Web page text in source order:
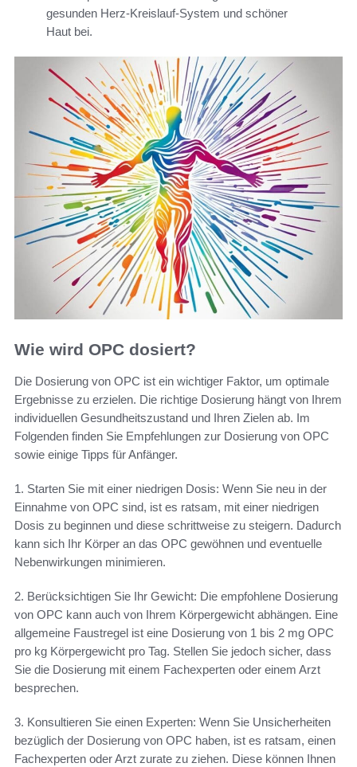
gesunden Herz-Kreislauf-System und schöner
Haut bei.
Wie wird OPC dosiert?
Die Dosierung von OPC ist ein wichtiger Faktor, um optimale
Ergebnisse zu erzielen. Die richtige Dosierung hängt von Ihrem
individuellen Gesundheitszustand und Ihren Zielen ab. Im
Folgenden finden Sie Empfehlungen zur Dosierung von OPC
sowie einige Tipps für Anfänger.
1. Starten Sie mit einer niedrigen Dosis: Wenn Sie neu in der
Einnahme von OPC sind, ist es ratsam, mit einer niedrigen
Dosis zu beginnen und diese schrittweise zu steigern. Dadurch
kann sich Ihr Körper an das OPC gewöhnen und eventuelle
Nebenwirkungen minimieren.
2. Berücksichtigen Sie Ihr Gewicht: Die empfohlene Dosierung
von OPC kann auch von Ihrem Körpergewicht abhängen. Eine
allgemeine Faustregel ist eine Dosierung von 1 bis 2 mg OPC
pro kg Körpergewicht pro Tag. Stellen Sie jedoch sicher, dass
Sie die Dosierung mit einem Fachexperten oder einem Arzt
besprechen.
3. Konsultieren Sie einen Experten: Wenn Sie Unsicherheiten
bezüglich der Dosierung von OPC haben, ist es ratsam, einen
Fachexperten oder Arzt zurate zu ziehen. Diese können Ihnen